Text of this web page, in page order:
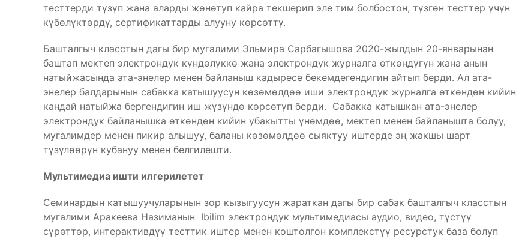
тесттерди түзүп жана аларды жөнөтуп кайра текшерип эле тим болбостон, түзгөн тесттер үчүн
күбөлүктөрдү, сертификаттарды алууну көрсөттү.
Башталгыч класстын дагы бир мугалими Эльмира Сарбагышова 2020-жылдын 20-январынан
баштап мектеп электрондук күндөлүккө жана электрондук журналга өткөндүгүн жана анын
натыйжасында ата-энелер менен байланыш кадыресе бекемдегендигин айтып берди. Ал ата-
энелер балдарынын сабакка катышуусун көзөмөлдөө иши электрондук журналга өткөндөн кийин
кандай натыйжа бергендигин иш жүзүндө көрсөтүп берди. Сабакка катышкан ата-энелер
электрондук байланышка өткөндөн кийин убакытты үнөмдөө, мектеп менен байланышта болуу,
мугалимдер менен пикир алышуу, баланы көзөмөлдөө сыяктуу иштерде эң жакшы шарт
түзүлөөрүн кубануу менен белгилешти.
Мультимедиа ишти илгерилетет
Семинардын катышуучуларынын зор кызыгуусун жараткан дагы бир сабак башталгыч класстын
мугалими Аракеева Назиманын Ibilim электрондук мультимедиасы аудио, видео, түстүү
сүрөттөр, интерактивдүү тесттик иштер менен коштолгон комплекстүү ресурстук база болуп